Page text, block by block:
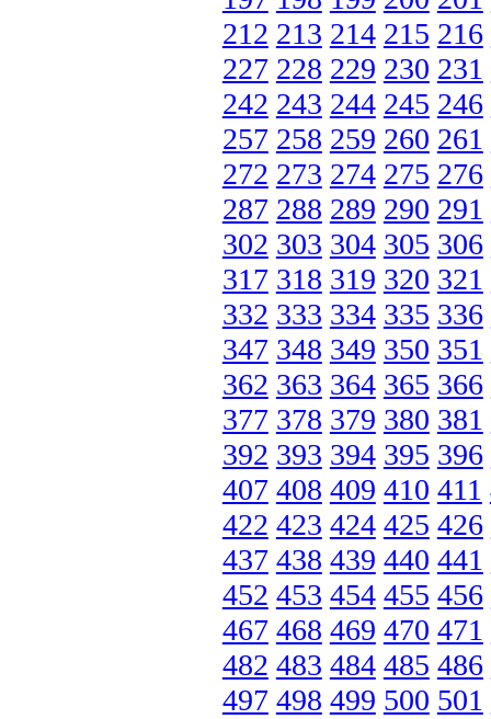
212 213 214 215 216
227 228 229 230 231
242 243 244 245 246
257 258 259 260 261
272 273 274 275 276
287 288 289 290 291
302 303 304 305 306
317 318 319 320 321
332 333 334 335 336
347 348 349 350 351
362 363 364 365 366
377 378 379 380 381
392 393 394 395 396
407 408 409 410 411
422 423 424 425 426
437 438 439 440 441
452 453 454 455 456
467 468 469 470 471
482 483 484 485 486
497 498 499 500 501